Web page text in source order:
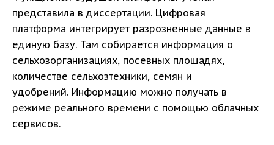
представила в диссертации. Цифровая
платформа интегрирует разрозненные данные в
единую базу. Там собирается информация о
сельхозорганизациях, посевных площадях,
количестве сельхозтехники, семян и
удобрений. Информацию можно получать в
режиме реального времени с помощью облачных
сервисов.